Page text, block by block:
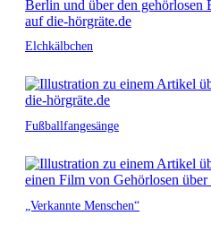
Elchkälbchen
Fußballfangesänge
„Verkannte Menschen“